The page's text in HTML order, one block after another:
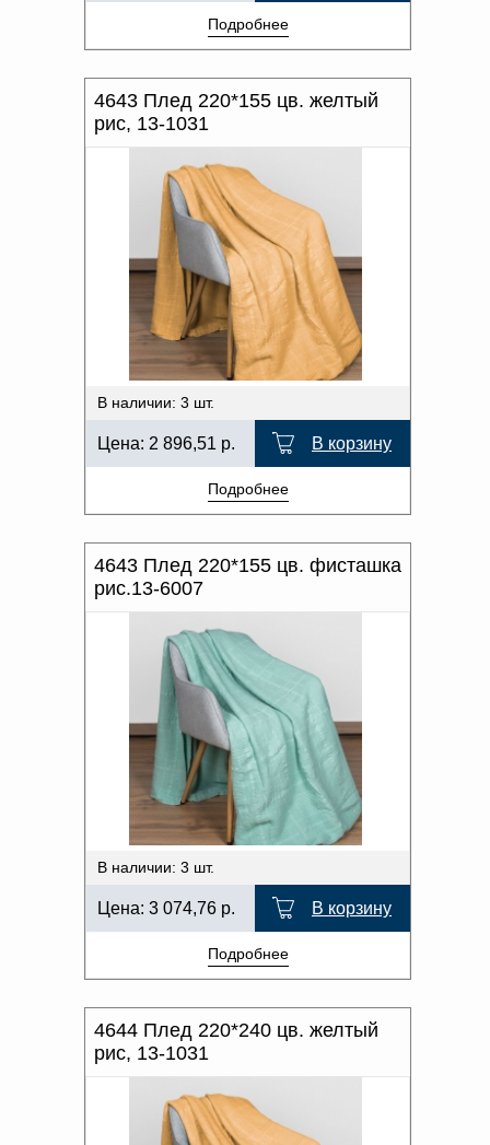
Подробнее
4643 Плед 220*155 цв. желтый
рис, 13-1031
В наличии: 3 шт.
Цена: 2 896,51 р. В корзину
Подробнее
4643 Плед 220*155 цв. фисташка
рис.13-6007
В наличии: 3 шт.
Цена: 3 074,76 р. В корзину
Подробнее
4644 Плед 220*240 цв. желтый
рис, 13-1031